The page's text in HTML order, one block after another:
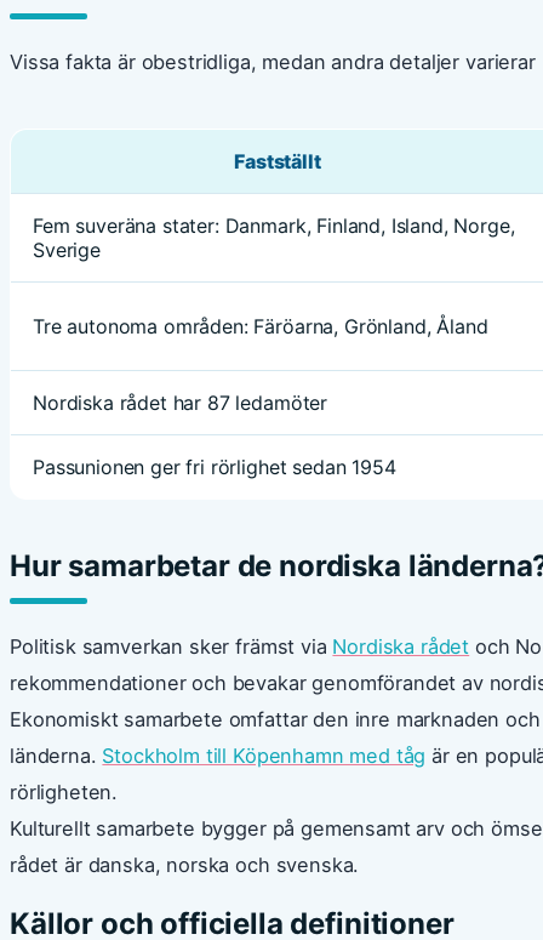
Vissa fakta är obestridliga, medan andra detaljer
Fastställt
Fem suveräna stater: Danmark, Finland, Island, Norge,
Sverige
Tre autonoma områden: Färöarna, Grönland, Åland
Nordiska rådet har 87 ledamöter
Passunionen ger fri rörlighet sedan 1954
Hur samarbetar de nordiska
Politisk samverkan sker främst via Nordiska rådet och
rekommendationer och bevakar genomförandet av
Ekonomiskt samarbete omfattar den inre marknaden
länderna. Stockholm till Köpenhamn med tåg är en
rörligheten.
Kulturellt samarbete bygger på gemensamt arv och
rådet är danska, norska och svenska.
Källor och officiella definitioner